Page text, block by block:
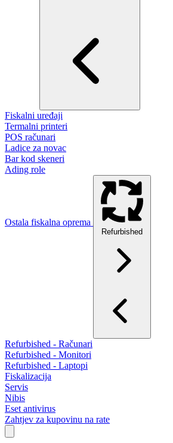
Fiskalni uređaji
Termalni printeri
POS računari
Ladice za novac
Bar kod skeneri
Ading role
Ostala fiskalna oprema
Refurbished
Refurbished - Računari
Refurbished - Monitori
Refurbished - Laptopi
Fiskalizacija
Servis
Nibis
Eset antivirus
Zahtjev za kupovinu na rate